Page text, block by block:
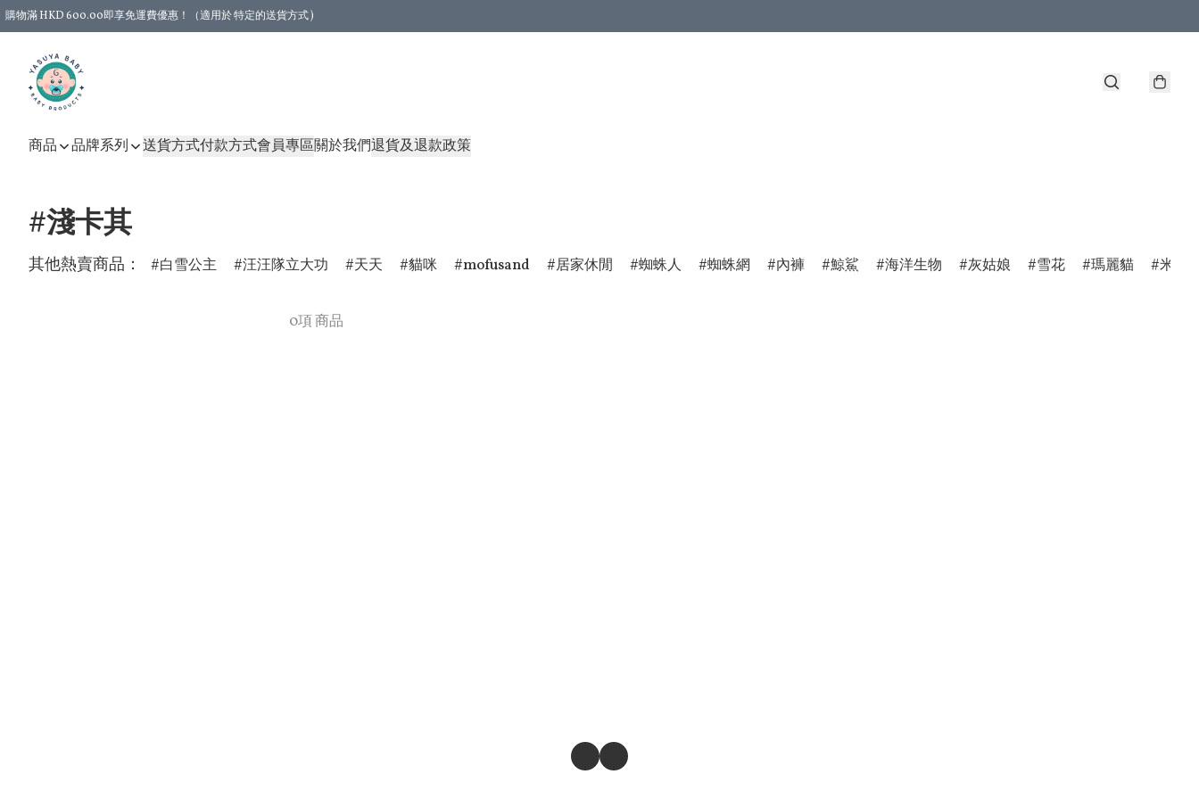
購物滿 HKD 600.00即享免運費優惠！（適用於 特定的送貨方式 )
商品 品牌系列 送貨方式付款方式會員專區關於我們退貨及退款政策
#淺卡其
其他熱賣商品： 白雪公主 汪汪隊立大功 天天 貓咪 mofusand 居家休閒 蜘蛛人 蜘蛛網 內褲 鯨鯊 海洋生物 灰姑娘 雪花 瑪麗貓 米菲
0項 商品